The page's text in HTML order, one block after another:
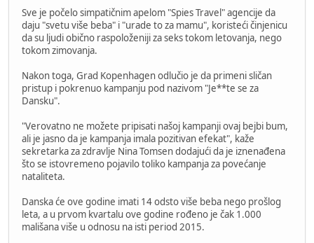
Sve je počelo simpatičnim apelom "Spies Travel" agencije da
daju "svetu više beba" i "urade to za mamu", koristeći činjenicu
da su ljudi obično raspoloženiji za seks tokom letovanja, nego
tokom zimovanja.
Nakon toga, Grad Kopenhagen odlučio je da primeni sličan
pristup i pokrenuo kampanju pod nazivom "Je**te se za
Dansku".
"Verovatno ne možete pripisati našoj kampanji ovaj bejbi bum,
ali je jasno da je kampanja imala pozitivan efekat", kaže
sekretarka za zdravlje Nina Tomsen dodajući da je iznenađena
što se istovremeno pojavilo toliko kampanja za povećanje
nataliteta.
Danska će ove godine imati 14 odsto više beba nego prošlog
leta, a u prvom kvartalu ove godine rođeno je čak 1.000
mališana više u odnosu na isti period 2015.